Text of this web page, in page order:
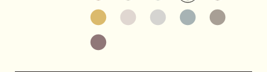
Weitere Varianten entdecken:
Weitere Varianten
Weitere Varianten
Weitere